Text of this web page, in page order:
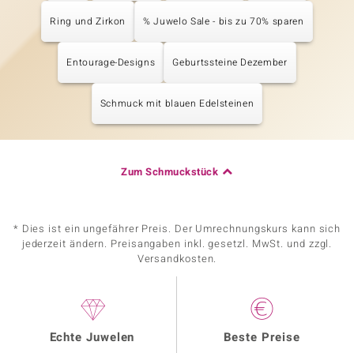
Ring und Zirkon % Juwelo Sale - bis zu 70% sparen
Entourage-Designs Geburtssteine Dezember
Schmuck mit blauen Edelsteinen
Zum Schmuckstück
* Dies ist ein ungefährer Preis. Der Umrechnungskurs kann sich
jederzeit ändern. Preisangaben inkl. gesetzl. MwSt. und zzgl.
Versandkosten.
Echte Juwelen Beste Preise